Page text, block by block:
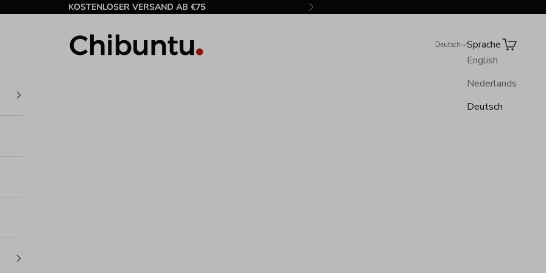
KOSTENLOSER VERSAND AB €75 Vor
Chibuntu®
Deutsch
Sprache
English
Nederlands
Deutsch
Suchen